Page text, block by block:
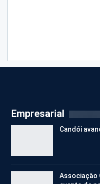
Empresarial
Candói
Associação